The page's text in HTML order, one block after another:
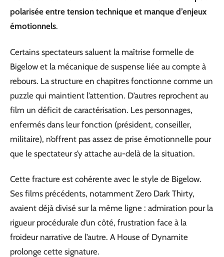
polarisée entre tension technique et manque d’enjeux
émotionnels.
Certains spectateurs saluent la maîtrise formelle de
Bigelow et la mécanique de suspense liée au compte à
rebours. La structure en chapitres fonctionne comme un
puzzle qui maintient l’attention. D’autres reprochent au
film un déficit de caractérisation. Les personnages,
enfermés dans leur fonction (président, conseiller,
militaire), n’offrent pas assez de prise émotionnelle pour
que le spectateur s’y attache au-delà de la situation.
Cette fracture est cohérente avec le style de Bigelow.
Ses films précédents, notamment Zero Dark Thirty,
avaient déjà divisé sur la même ligne : admiration pour la
rigueur procédurale d’un côté, frustration face à la
froideur narrative de l’autre. A House of Dynamite
prolonge cette signature.